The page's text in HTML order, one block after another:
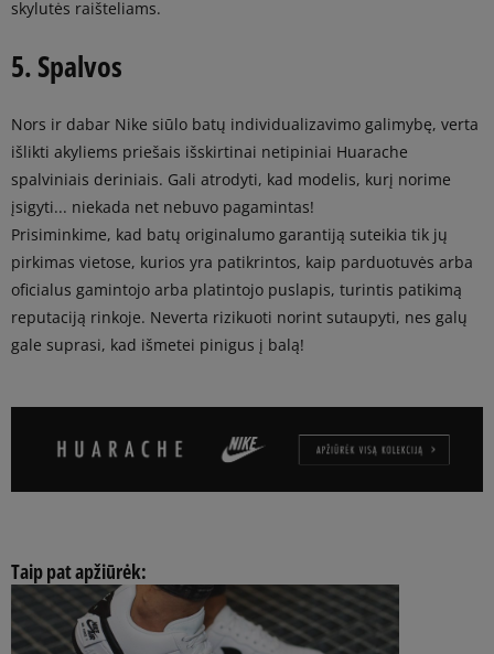
skylutės raišteliams.
5. Spalvos
Nors ir dabar Nike siūlo batų individualizavimo galimybę, verta
išlikti akyliems priešais išskirtinai netipiniai Huarache
spalviniais deriniais. Gali atrodyti, kad modelis, kurį norime
įsigyti... niekada net nebuvo pagamintas!
Prisiminkime, kad batų originalumo garantiją suteikia tik jų
pirkimas vietose, kurios yra patikrintos, kaip parduotuvės arba
oficialus gamintojo arba platintojo puslapis, turintis patikimą
reputaciją rinkoje. Neverta rizikuoti norint sutaupyti, nes galų
gale suprasi, kad išmetei pinigus į balą!
Taip pat apžiūrėk: